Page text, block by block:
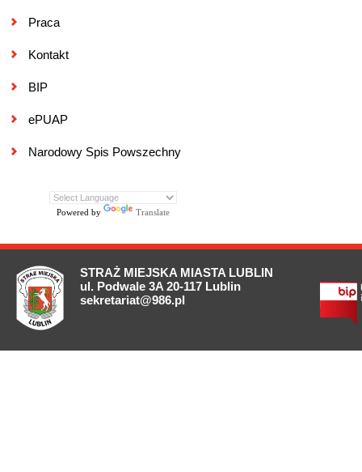
Praca
Kontakt
BIP
ePUAP
Narodowy Spis Powszechny
Powered by Translate
STRAŻ MIEJSKA MIASTA LUBLIN
ul. Podwale 3A 20-117 Lublin
sekretariat@986.pl